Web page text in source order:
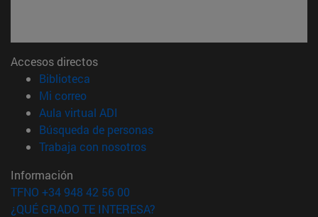
Accesos directos
Biblioteca
Mi correo(abre en nueva ventana)
Aula virtual ADI
Búsqueda de personas(abre en nueva ventana)
Trabaja con nosotros(abre en nueva ventana)
Información
TFNO +34 948 42 56 00
¿QUÉ GRADO TE INTERESA?